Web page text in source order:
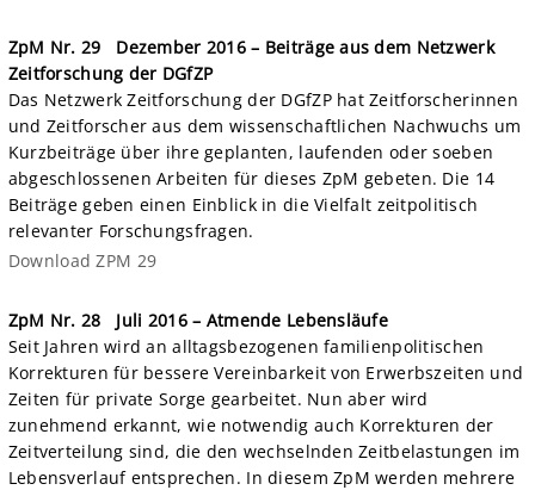
ZpM Nr. 29
Dezember 2016 – Beiträge aus dem Netzwerk
Zeitforschung der DGfZP
Das Netzwerk Zeitforschung der DGfZP hat Zeitforscherinnen
und Zeitforscher aus dem wissenschaftlichen Nachwuchs um
Kurzbeiträge über ihre geplanten, laufenden oder soeben
abgeschlossenen Arbeiten für dieses ZpM gebeten. Die 14
Beiträge geben einen Einblick in die Vielfalt zeitpolitisch
relevanter Forschungsfragen.
Download ZPM 29
ZpM Nr. 28
Juli 2016 – Atmende Lebensläufe
Seit Jahren wird an alltagsbezogenen familienpolitischen
Korrekturen für bessere Vereinbarkeit von Erwerbszeiten und
Zeiten für private Sorge gearbeitet. Nun aber wird
zunehmend erkannt, wie notwendig auch Korrekturen der
Zeitverteilung sind, die den wechselnden Zeitbelastungen im
Lebensverlauf entsprechen. In diesem ZpM werden mehrere